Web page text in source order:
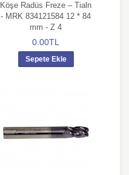
Köşe Radüs Freze – Tialn
- MRK 834121584 12 * 84
mm - Z 4
0.00TL
Sepete Ekle